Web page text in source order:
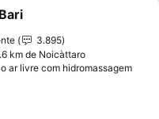
aos favoritos
3.895
km de Noicàttaro
ar livre com hidromassagem